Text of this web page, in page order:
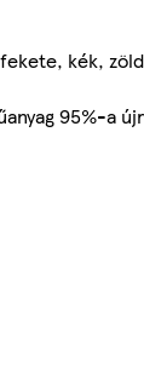
kék,
95%-a